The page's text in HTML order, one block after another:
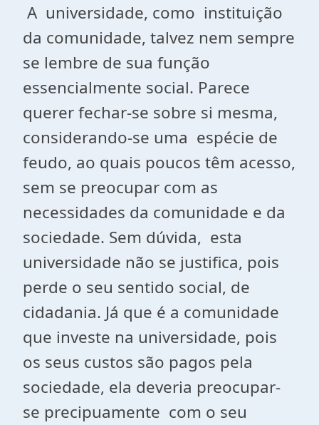
A universidade, como instituição
da comunidade, talvez nem sempre
se lembre de sua função
essencialmente social. Parece
querer fechar-se sobre si mesma,
considerando-se uma espécie de
feudo, ao quais poucos têm acesso,
sem se preocupar com as
necessidades da comunidade e da
sociedade. Sem dúvida, esta
universidade não se justifica, pois
perde o seu sentido social, de
cidadania. Já que é a comunidade
que investe na universidade, pois
os seus custos são pagos pela
sociedade, ela deveria preocupar-
se precipuamente com o seu